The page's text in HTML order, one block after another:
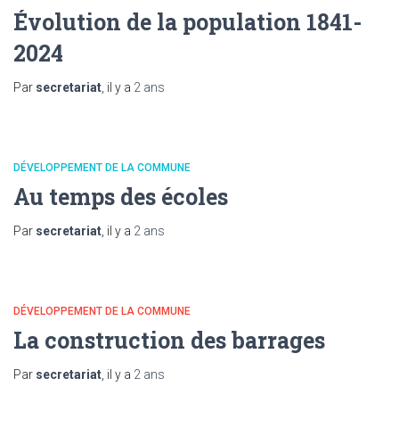
Évolution de la population 1841-
2024
Par secretariat , il y a 2 ans
DÉVELOPPEMENT DE LA COMMUNE
Au temps des écoles
Par secretariat , il y a 2 ans
DÉVELOPPEMENT DE LA COMMUNE
La construction des barrages
Par secretariat , il y a 2 ans